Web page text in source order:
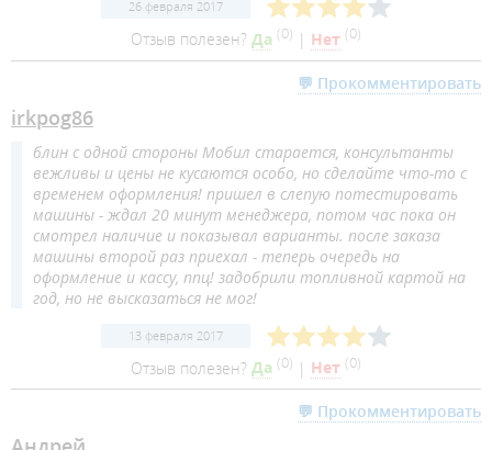
26 февраля 2017
Отзыв полезен? Да (0) | Нет (0)
💬 Прокомментировать
irkpog86
блин с одной стороны Мобил старается, консультанты
вежливы и цены не кусаются особо, но сделайте что-то с
временем оформления! пришел в слепую потестировать
машины - ждал 20 минут менеджера, потом час пока он
смотрел наличие и показывал варианты. после заказа
машины второй раз приехал - теперь очередь на
оформление и кассу, ппц! задобрили топливной картой на
год, но не высказаться не мог!
13 февраля 2017
Отзыв полезен? Да (0) | Нет (0)
💬 Прокомментировать